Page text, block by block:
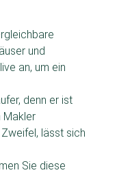
und
an, um ein
denn er ist
Makler
lässt sich
Sie diese